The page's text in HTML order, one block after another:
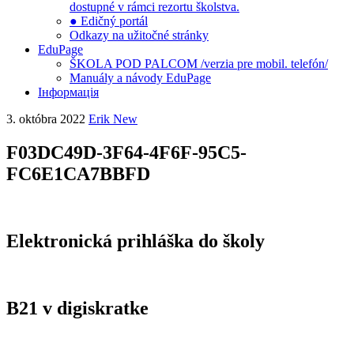
dostupné v rámci rezortu školstva.
● Edičný portál
Odkazy na užitočné stránky
EduPage
ŠKOLA POD PALCOM /verzia pre mobil. telefón/
Manuály a návody EduPage
Інформація
3. októbra 2022 Erik New
F03DC49D-3F64-4F6F-95C5-
FC6E1CA7BBFD
Elektronická prihláška do školy
B21 v digiskratke